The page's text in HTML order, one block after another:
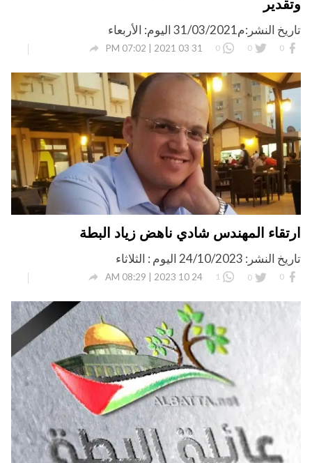
وتقدير
تاريخ النشر:م31/03/2021 اليوم: الأربعاء
0
0
0
31 03 2021 | 07:02 PM

ارتقاء المهندس شادي ناهض زياد البطة
تاريخ النشر: 24/10/2023 اليوم : الثلاثاء
0
0
1
24 10 2023 | 08:29 AM
